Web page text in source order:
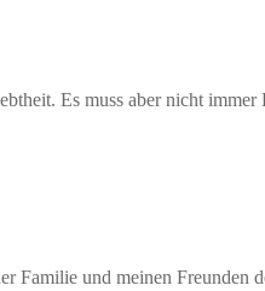
Es muss aber nicht
Familie und meinen